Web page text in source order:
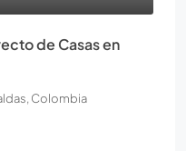
de Casas en
Colombia